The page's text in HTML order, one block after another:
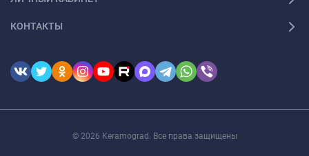
КОНТАКТЫ
© 2026 Keramograd. Все права защищены